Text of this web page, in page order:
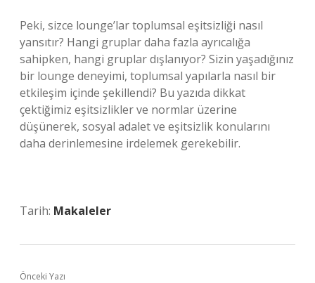
Peki, sizce lounge’lar toplumsal eşitsizliği nasıl
yansıtır? Hangi gruplar daha fazla ayrıcalığa
sahipken, hangi gruplar dışlanıyor? Sizin yaşadığınız
bir lounge deneyimi, toplumsal yapılarla nasıl bir
etkileşim içinde şekillendi? Bu yazıda dikkat
çektiğimiz eşitsizlikler ve normlar üzerine
düşünerek, sosyal adalet ve eşitsizlik konularını
daha derinlemesine irdelemek gerekebilir.
Tarih: Makaleler
Önceki Yazı